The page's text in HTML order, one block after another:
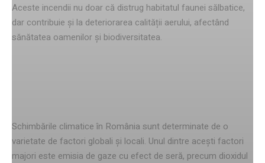
Aceste incendii nu doar că distrug habitatul faunei sălbatice,
dar contribuie și la deteriorarea calității aerului, afectând
sănătatea oamenilor și biodiversitatea.
Schimbările climatice în România sunt determinate de o
varietate de factori globali și locali. Unul dintre acești factori
majori este emisia de gaze cu efect de seră, precum dioxidul